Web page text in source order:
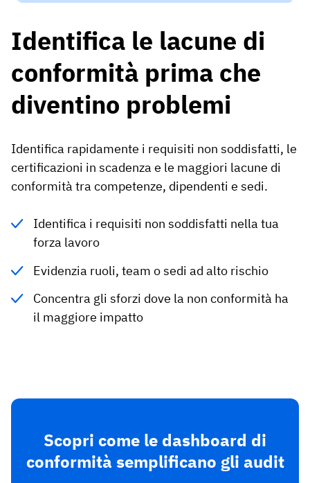
Identifica le lacune di
conformità prima che
diventino problemi
Identifica rapidamente i requisiti non soddisfatti, le
certificazioni in scadenza e le maggiori lacune di
conformità tra competenze, dipendenti e sedi.
Identifica i requisiti non soddisfatti nella tua
forza lavoro
Evidenzia ruoli, team o sedi ad alto rischio
Concentra gli sforzi dove la non conformità ha
il maggiore impatto
Scopri come le dashboard di
conformità semplificano gli audit